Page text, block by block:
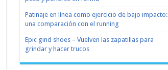
Patinaje en línea como ejercicio de bajo impacto:
una comparación con el running
Epic gind shoes – Vuelven las zapatillas para
grindar y hacer trucos